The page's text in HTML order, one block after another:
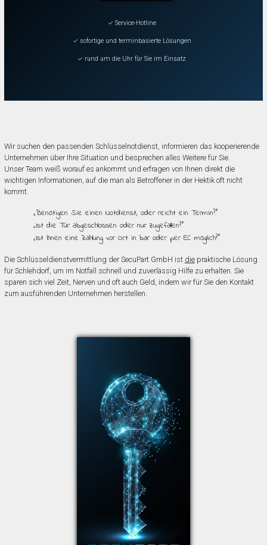
✓ Service-Hotline
✓ sofortige und terminbasierte Lösungen
✓ rund um die Uhr für Sie im Einsatz
Wir suchen den passenden Schlüsselnotdienst, informieren das kooperierende
Unternehmen über Ihre Situation und besprechen alles Weitere für Sie.
Unser Team weiß worauf es ankommt und erfragen von Ihnen direkt die
wichtigen Informationen, auf die man als Betroffener in der Hektik oft nicht
kommt.
„Benötigen Sie einen Notdienst, oder reicht ein Termin?”
„Ist die Tür abgeschlossen oder nur zugefallen?”
„Ist Ihnen eine Zahlung vor Ort in bar oder per EC möglich?”
Die Schlüsseldienstvermittlung der SecuPart GmbH ist diepraktische Lösung
für Schlehdorf, um im Notfall schnell und zuverlässig Hilfe zu erhalten. Sie
sparen sich viel Zeit, Nerven und oft auch Geld, indem wir für Sie den Kontakt
zum ausführenden Unternehmen herstellen.